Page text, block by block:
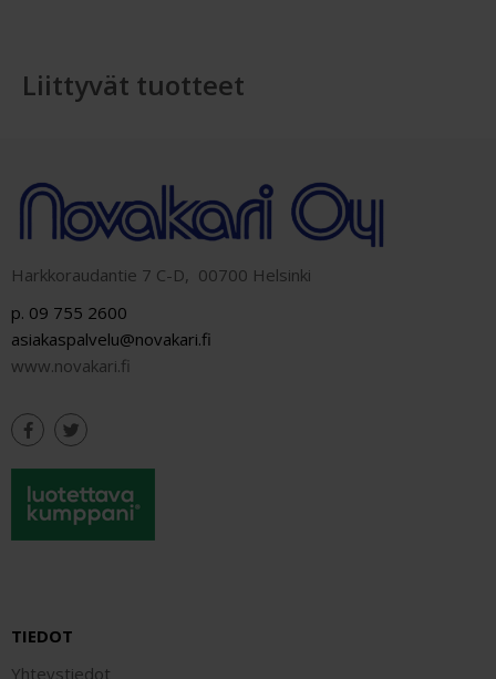
Liittyvät tuotteet
Harkkoraudantie 7 C-D, 00700 Helsinki
p. 09 755 2600
asiakaspalvelu@novakari.fi
www.novakari.fi
TIEDOT
Yhteystiedot